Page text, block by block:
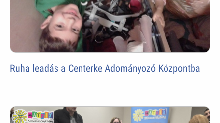
Ruha leadás a Centerke Adományozó Központba